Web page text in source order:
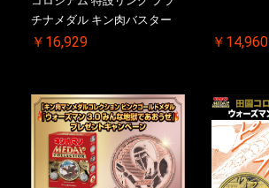
チナメダル キン肉バスター
VS. キン肉バスターやぶり 初
メダル(非売品)付
￥16,929 ￥14,960